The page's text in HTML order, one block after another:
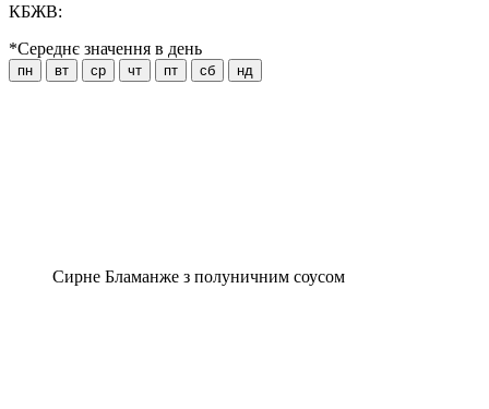
КБЖВ:
*Середнє значення в день
пн вт ср чт пт сб нд
Сирне Бламанже з полуничним соусом